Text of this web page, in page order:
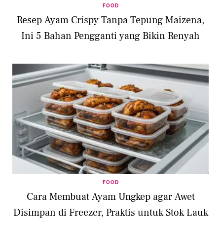
FOOD
Resep Ayam Crispy Tanpa Tepung Maizena,
Ini 5 Bahan Pengganti yang Bikin Renyah
FOOD
Cara Membuat Ayam Ungkep agar Awet
Disimpan di Freezer, Praktis untuk Stok Lauk